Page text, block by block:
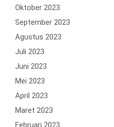
Oktober 2023
September 2023
Agustus 2023
Juli 2023
Juni 2023
Mei 2023
April 2023
Maret 2023
Februari 2023